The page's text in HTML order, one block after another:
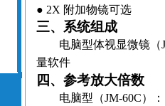
● 2X 附加物镜可选
三、系统组成
电脑型体视显微镜（
量软件
四、参考放大倍数
电脑型 （JM-60C） ：